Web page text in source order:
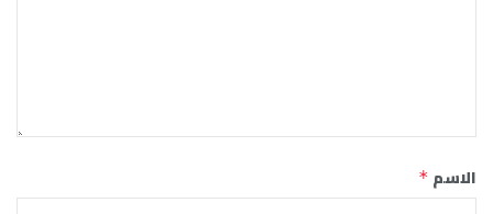
الاسم *